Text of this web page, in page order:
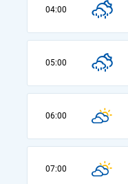
04:00
05:00
06:00
07:00